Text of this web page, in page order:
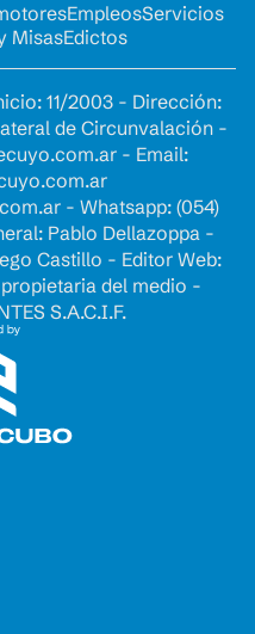
EmpleosServicios
MisasEdictos
11/2003 - Dirección:
de Circunvalación -
- Email:
- Whatsapp: (054)
Pablo Dellazoppa -
Castillo - Editor Web:
del medio -
S.A.C.I.F.